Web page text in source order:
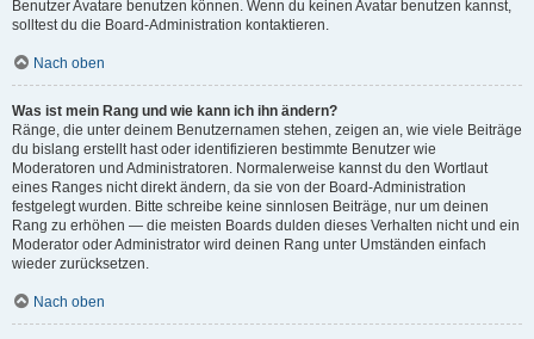
Benutzer Avatare benutzen können. Wenn du keinen Avatar benutzen kannst,
solltest du die Board-Administration kontaktieren.
Nach oben
Was ist mein Rang und wie kann ich ihn ändern?
Ränge, die unter deinem Benutzernamen stehen, zeigen an, wie viele Beiträge
du bislang erstellt hast oder identifizieren bestimmte Benutzer wie
Moderatoren und Administratoren. Normalerweise kannst du den Wortlaut
eines Ranges nicht direkt ändern, da sie von der Board-Administration
festgelegt wurden. Bitte schreibe keine sinnlosen Beiträge, nur um deinen
Rang zu erhöhen — die meisten Boards dulden dieses Verhalten nicht und ein
Moderator oder Administrator wird deinen Rang unter Umständen einfach
wieder zurücksetzen.
Nach oben